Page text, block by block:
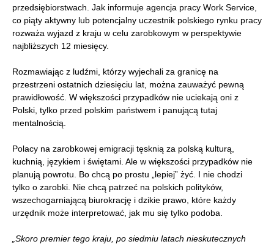
przedsiębiorstwach. Jak informuje agencja pracy Work Service,
co piąty aktywny lub potencjalny uczestnik polskiego rynku pracy
rozważa wyjazd z kraju w celu zarobkowym w perspektywie
najbliższych 12 miesięcy.
Rozmawiając z ludźmi, którzy wyjechali za granicę na
przestrzeni ostatnich dziesięciu lat, można zauważyć pewną
prawidłowość. W większości przypadków nie uciekają oni z
Polski, tylko przed polskim państwem i panującą tutaj
mentalnością.
Polacy na zarobkowej emigracji tęsknią za polską kulturą,
kuchnią, językiem i świętami. Ale w większości przypadków nie
planują powrotu. Bo chcą po prostu „lepiej” żyć. I nie chodzi
tylko o zarobki. Nie chcą patrzeć na polskich polityków,
wszechogarniającą biurokrację i dzikie prawo, które każdy
urzędnik może interpretować, jak mu się tylko podoba.
„Skoro premier tego kraju, po siedmiu latach nieskutecznych